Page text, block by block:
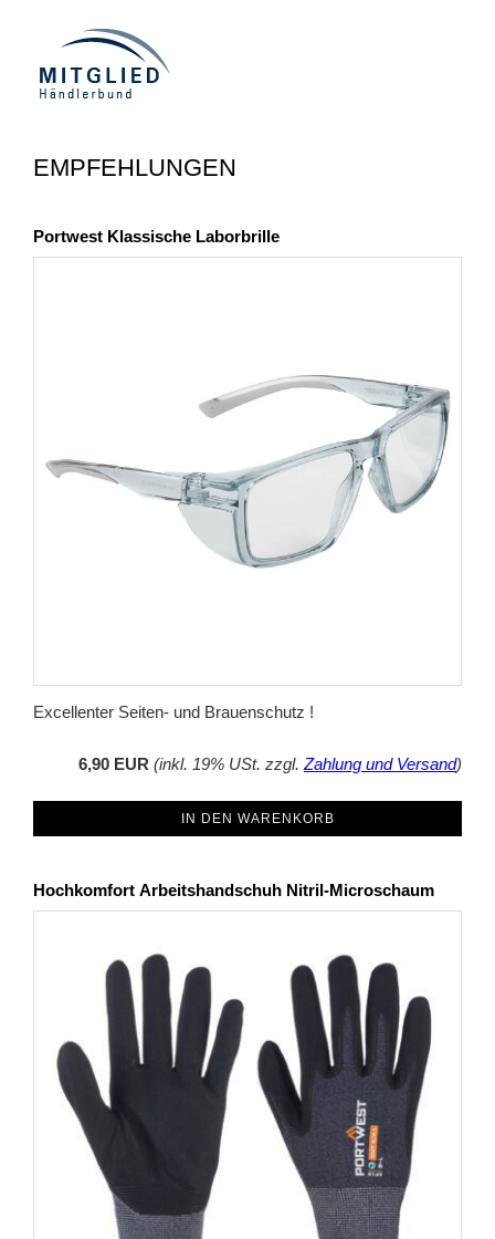
EMPFEHLUNGEN
Portwest Klassische Laborbrille
Excellenter Seiten- und Brauenschutz !
6,90 EUR (inkl. 19% USt. zzgl.Zahlung und Versand)
IN DEN WARENKORB
Hochkomfort Arbeitshandschuh Nitril-Microschaum